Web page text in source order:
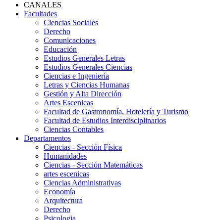
CANALES
Facultades
Ciencias Sociales
Derecho
Comunicaciones
Educación
Estudios Generales Letras
Estudios Generales Ciencias
Ciencias e Ingeniería
Letras y Ciencias Humanas
Gestión y Alta Dirección
Artes Escenicas
Facultad de Gastronomía, Hotelería y Turismo
Facultad de Estudios Interdisciplinarios
Ciencias Contables
Departamentos
Ciencias - Sección Física
Humanidades
Ciencias - Sección Matemáticas
artes escenicas
Ciencias Administrativas
Economía
Arquitectura
Derecho
Psicologia